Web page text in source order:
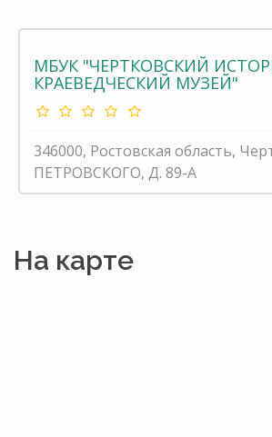
МБУК "ЧЕРТКОВСКИЙ
КРАЕВЕДЧЕСКИЙ МУЗЕЙ"
346000, Ростовская область,
ПЕТРОВСКОГО, Д. 89-А
На карте